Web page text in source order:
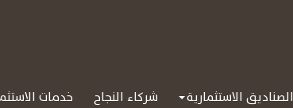
الصناديق الاستثمارية شركاء النجاح خدمات